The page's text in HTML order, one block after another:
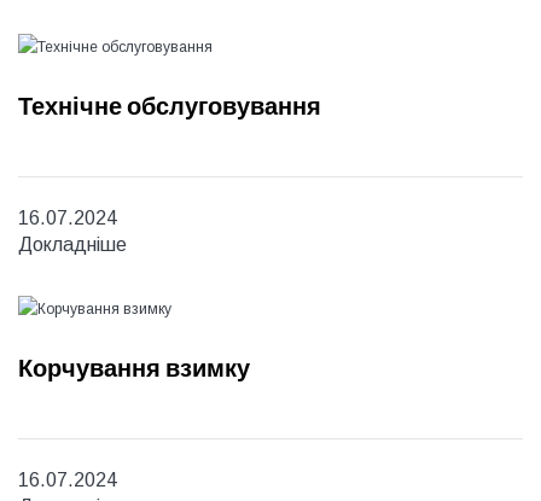
Технічне обслуговування
16.07.2024
Докладніше
Корчування взимку
16.07.2024